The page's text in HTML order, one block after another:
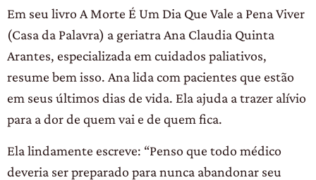
Em seu livro A Morte É Um Dia Que Vale a Pena Viver
(Casa da Palavra) a geriatra Ana Claudia Quinta
Arantes, especializada em cuidados paliativos,
resume bem isso. Ana lida com pacientes que estão
em seus últimos dias de vida. Ela ajuda a trazer alívio
para a dor de quem vai e de quem fica.
Ela lindamente escreve: “Penso que todo médico
deveria ser preparado para nunca abandonar seu